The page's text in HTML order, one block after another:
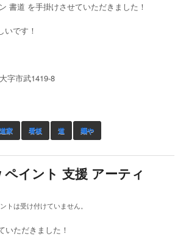
書道 を手掛けさせていただきました！
いです！
字市武1419-8
家 看板 道 麺や
イント 支援 アーティ
トは受け付けていません。
いただきました！